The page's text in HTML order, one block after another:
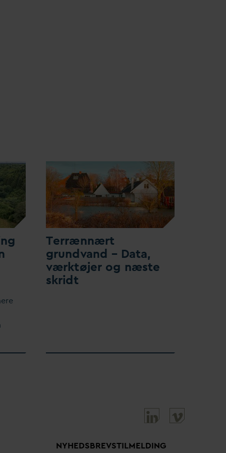
Terrænnært
grundvand – Data,
værktøjer og næste
skridt
NYHEDSBREVS­TILMELDING